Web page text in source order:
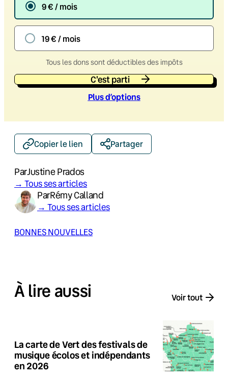
9 € / mois
19 € / mois
Tous les dons sont déductibles des impôts
C'est parti
Plus d’options
Copier le lien Partager
ParJustine Prados
→ Tous ses articles
ParRémy Calland
→ Tous ses articles
BONNES NOUVELLES
À lire aussi Voir tout
La carte de Vert des festivals de
musique écolos et indépendants
en 2026